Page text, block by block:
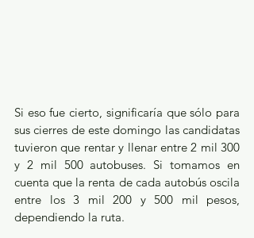
Si eso fue cierto, significaría que sólo para
sus cierres de este domingo las candidatas
tuvieron que rentar y llenar entre 2 mil 300
y 2 mil 500 autobuses. Si tomamos en
cuenta que la renta de cada autobús oscila
entre los 3 mil 200 y 500 mil pesos,
dependiendo la ruta.